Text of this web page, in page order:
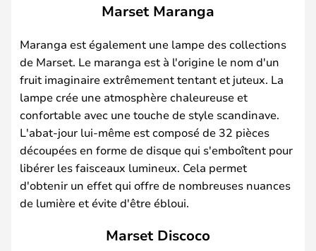
Marset Maranga
Maranga est également une lampe des collections
de Marset. Le maranga est à l'origine le nom d'un
fruit imaginaire extrêmement tentant et juteux. La
lampe crée une atmosphère chaleureuse et
confortable avec une touche de style scandinave.
L'abat-jour lui-même est composé de 32 pièces
découpées en forme de disque qui s'emboîtent pour
libérer les faisceaux lumineux. Cela permet
d'obtenir un effet qui offre de nombreuses nuances
de lumière et évite d'être ébloui.
Marset Discoco